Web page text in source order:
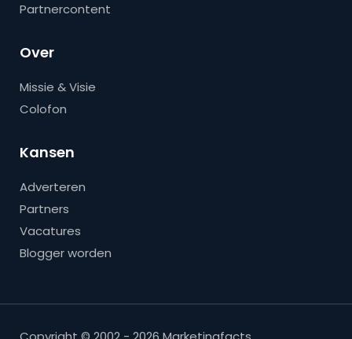
Partnercontent
Over
Missie & Visie
Colofon
Kansen
Adverteren
Partners
Vacatures
Blogger worden